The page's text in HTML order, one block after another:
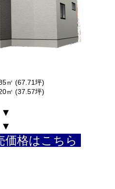
㎡ (67.71坪)
㎡ (37.57坪)
▾
▾
価格はこちら